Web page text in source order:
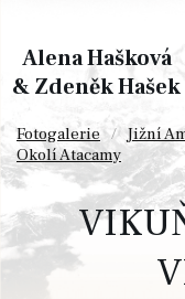
Alena Hašková
& Zdeněk Hašek
Fotogalerie Jižní
Okolí Atacamy